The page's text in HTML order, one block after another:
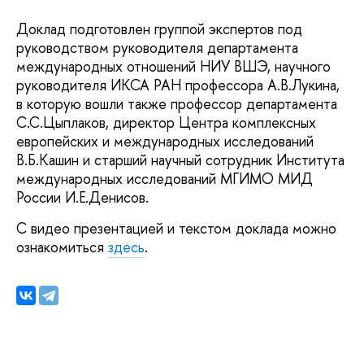
Доклад подготовлен группой экспертов под
руководством руководителя департамента
международных отношений НИУ ВШЭ, научного
руководителя ИКСА РАН профессора А.В.Лукина,
в которую вошли также профессор департамента
С.С.Цыплаков, директор Центра комплексных
европейских и международных исследований
В.Б.Кашин и старший научный сотрудник Института
международных исследований МГИМО МИД
России И.Е.Денисов.
С видео презентацией и текстом доклада можно
ознакомиться здесь.